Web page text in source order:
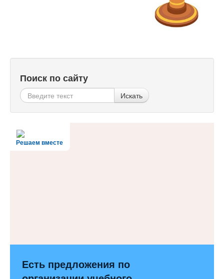
Поиск по сайту
Искать
Решаем вместе
Есть предложения по